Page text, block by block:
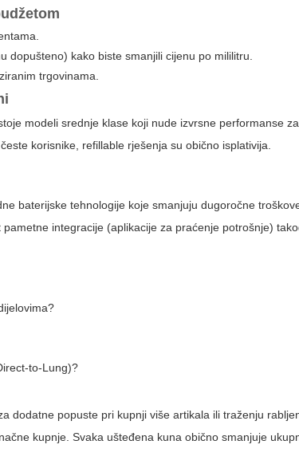
dopušteno) kako biste smanjili cijenu po mililitru.
trgovinama.
modeli srednje klase koji nude izvrsne performanse
korisnike, refillable rješenja su obično isplativija.
baterijske tehnologije koje smanjuju dugoročne
integracije (aplikacije za praćenje potrošnje)
to-Lung)?
dodatne popuste pri kupnji više artikala ili traženju
kupnje. Svaka ušteđena kuna obično smanjuje